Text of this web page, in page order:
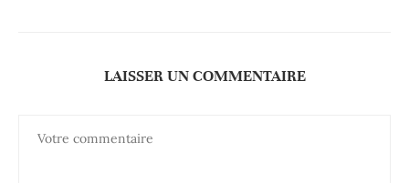
LAISSER UN COMMENTAIRE